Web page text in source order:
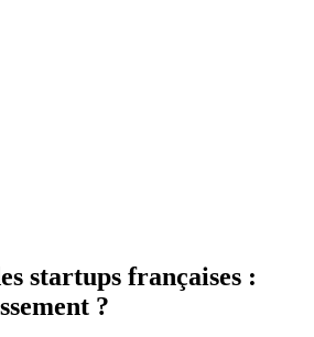
startups françaises :
?